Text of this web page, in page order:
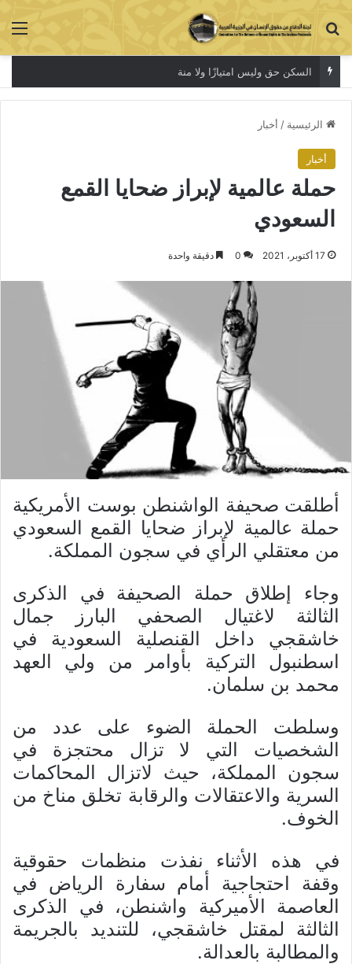
بحث عن
السكن حق وليس امتيازًا ولا منة
الرئيسية / أخبار
أخبار
حملة عالمية لإبراز ضحايا القمع
السعودي
17 أكتوبر، 2021 0 دقيقة واحدة
أطلقت صحيفة الواشنطن بوست الأمريكية
حملة عالمية لإبراز ضحايا القمع السعودي
من معتقلي الرأي في سجون المملكة.
وجاء إطلاق حملة الصحيفة في الذكرى
الثالثة لاغتيال الصحفي البارز جمال
خاشقجي داخل القنصلية السعودية في
اسطنبول التركية بأوامر من ولي العهد
محمد بن سلمان.
وسلطت الحملة الضوء على عدد من
الشخصيات التي لا تزال محتجزة في
سجون المملكة، حيث لاتزال المحاكمات
السرية والاعتقالات والرقابة تخلق مناخ من
الخوف.
في هذه الأثناء نفذت منظمات حقوقية
وقفة احتجاجية أمام سفارة الرياض في
العاصمة الأميركية واشنطن، في الذكرى
الثالثة لمقتل خاشقجي، للتنديد بالجريمة
والمطالبة بالعدالة.